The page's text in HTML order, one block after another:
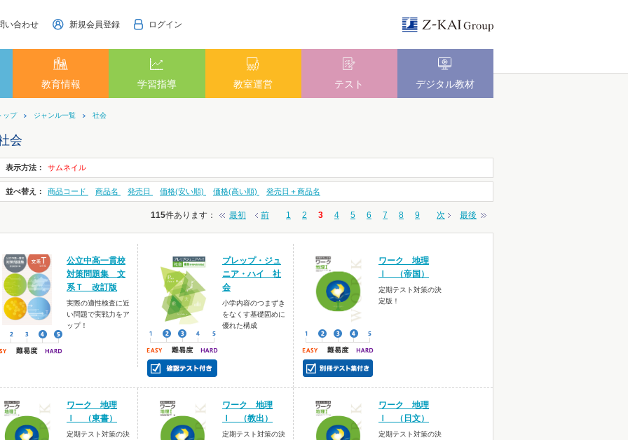
い合わせ 新規会員登録 ログイン
教育情報 学習指導 教室運営 テスト デジタル教材
ップ ジャンル一覧 社会
会
表示方法： サムネイル
並べ替え： 商品コード 商品名 発売日 価格(安い順) 価格(高い順) 発売日＋商品名
115件あります ： 最初 前 1 2 3 4 5 6 7 8 9 次 最後
公立中高一貫校
対策問題集 文
系Ｔ 改訂版
実際の適性検査に近
い問題で実戦力をア
ップ！
プレップ・ジュ
ニア・ハイ 社
会
小学内容のつまずき
をなくす基礎固めに
優れた構成
ワーク 地理
Ⅰ （帝国）
定期テスト対策の決
定版！
ワーク 地理
Ⅰ （東書）
定期テスト対策の決
ワーク 地理
Ⅰ （教出）
定期テスト対策の決
ワーク 地理
Ⅰ （日文）
定期テスト対策の決